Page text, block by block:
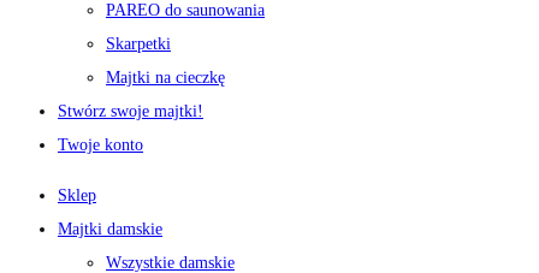
PAREO do saunowania
Skarpetki
Majtki na cieczkę
Stwórz swoje majtki!
Twoje konto
Sklep
Majtki damskie
Wszystkie damskie